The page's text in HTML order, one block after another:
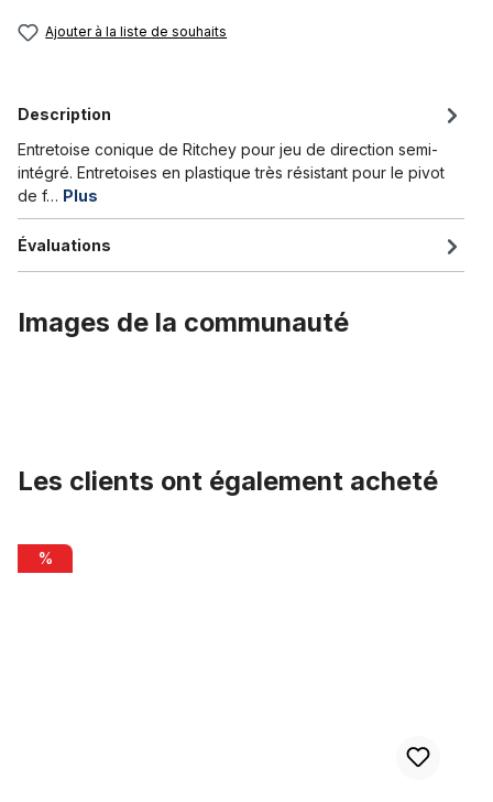
Ajouter à la liste de souhaits
Description
Entretoise conique de Ritchey pour jeu de direction semi-
intégré. Entretoises en plastique très résistant pour le pivot
de f… Plus
Évaluations
Images de la communauté
Les clients ont également acheté
Potence 25,4 - 22,2, en acier cp Humpert Ergotec CV 101
%